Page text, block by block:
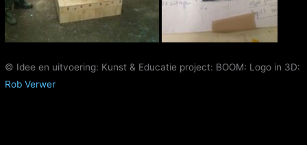
© Idee en uitvoering: Kunst & Educatie project: BOOM: Logo in 3D:
Rob Verwer